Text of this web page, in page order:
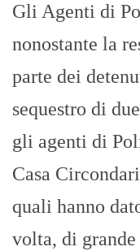
Gli Agenti di
nonostante la
parte dei
sequestro di
gli agenti di
Casa
quali hanno
volta, di